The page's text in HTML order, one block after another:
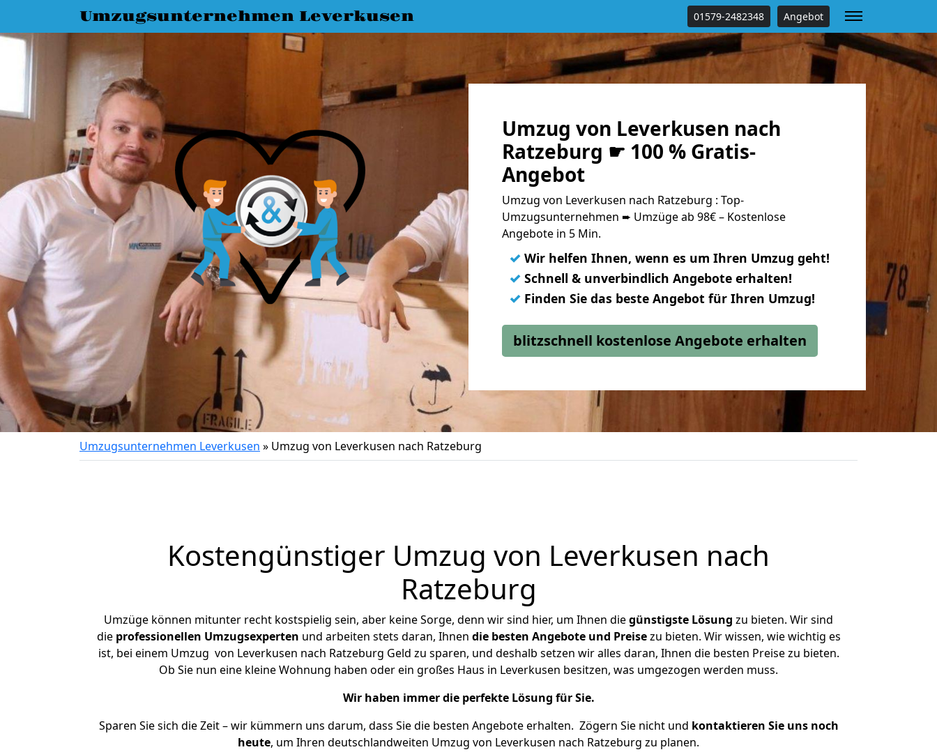
Umzugsunternehmen Leverkusen 01579-2482348 Angebot
Umzug von Leverkusen nach
Ratzeburg ☛ 100 % Gratis-
Angebot
Umzug von Leverkusen nach Ratzeburg : Top-
Umzugsunternehmen ➨ Umzüge ab 98€ – Kostenlose
Angebote in 5 Min.
✓ Wir helfen Ihnen, wenn es um Ihren Umzug geht!
✓ Schnell & unverbindlich Angebote erhalten!
✓ Finden Sie das beste Angebot für Ihren Umzug!
blitzschnell kostenlose Angebote erhalten
Umzugsunternehmen Leverkusen » Umzug von Leverkusen nach Ratzeburg
Kostengünstiger Umzug von Leverkusen nach
Ratzeburg
Umzüge können mitunter recht kostspielig sein, aber keine Sorge, denn wir sind hier, um Ihnen diegünstigste Lösung zu bieten. Wir sind
die professionellen Umzugsexperten und arbeiten stets daran, Ihnen die besten Angebote und Preisezu bieten. Wir wissen, wie wichtig es
ist, bei einem Umzug von Leverkusen nach Ratzeburg Geld zu sparen, und deshalb setzen wir alles daran, Ihnen die besten Preise zu bieten.
Ob Sie nun eine kleine Wohnung haben oder ein großes Haus in Leverkusen besitzen, was umgezogen werden muss.
Wir haben immer die perfekte Lösung für Sie.
Sparen Sie sich die Zeit – wir kümmern uns darum, dass Sie die besten Angebote erhalten. Zögern Sie nicht und kontaktieren Sie uns noch
heute, um Ihren deutschlandweiten Umzug von Leverkusen nach Ratzeburg zu planen.